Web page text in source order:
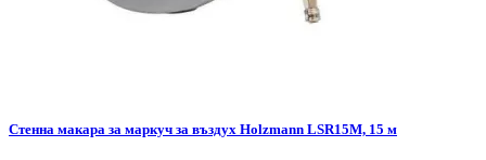
Стенна макара за маркуч за въздух Holzmann LSR15M, 15 м